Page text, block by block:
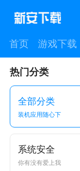
首页 游戏下载
热门分类
全部分类
装机应用随心下
系统安全
你有没有爱上我